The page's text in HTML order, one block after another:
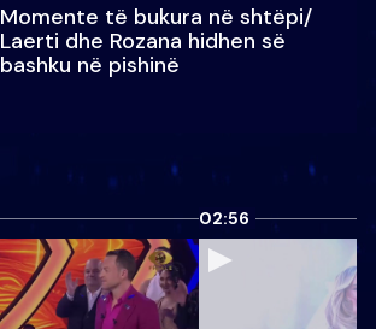
Momente të bukura në shtëpi/
Laerti dhe Rozana hidhen së
bashku në pishinë
02:56